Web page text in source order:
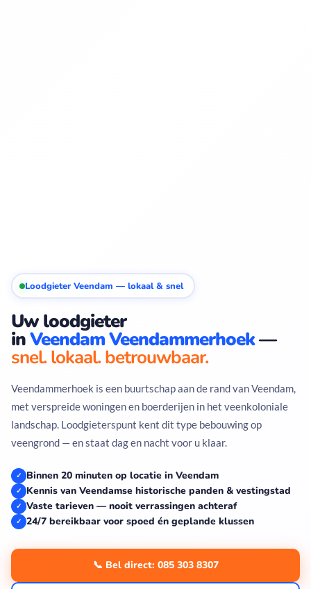
Loodgieter Veendam — lokaal & snel
Uw loodgieter
inVeendam Veendammerhoek—
snel. lokaal. betrouwbaar.
Veendammerhoek is een buurtschap aan de rand van Veendam,
met verspreide woningen en boerderijen in het veenkoloniale
landschap. Loodgieterspunt kent dit type bebouwing op
veengrond — en staat dag en nacht voor u klaar.
✓ Binnen 20 minuten op locatie in Veendam
✓ Kennis van Veendamse historische panden & vestingstad
✓ Vaste tarieven — nooit verrassingen achteraf
✓ 24/7 bereikbaar voor spoed én geplande klussen
📞 Bel direct: 085 303 8307